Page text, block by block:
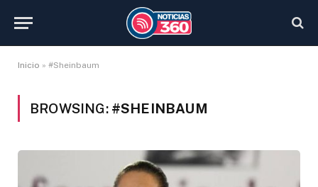
Inicio » #Sheinbaum
BROWSING: #SHEINBAUM